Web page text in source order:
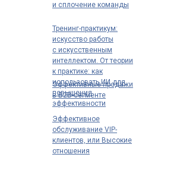
и сплочение команды
Тренинг-практикум:
искусство работы
с искусственным
интеллектом. От теории
к практике: как
использовать ИИ для
повышения
эффективности
Эффективные продажи
в B2B-сегменте
Эффективное
обслуживание VIP-
клиентов, или Высокие
отношения